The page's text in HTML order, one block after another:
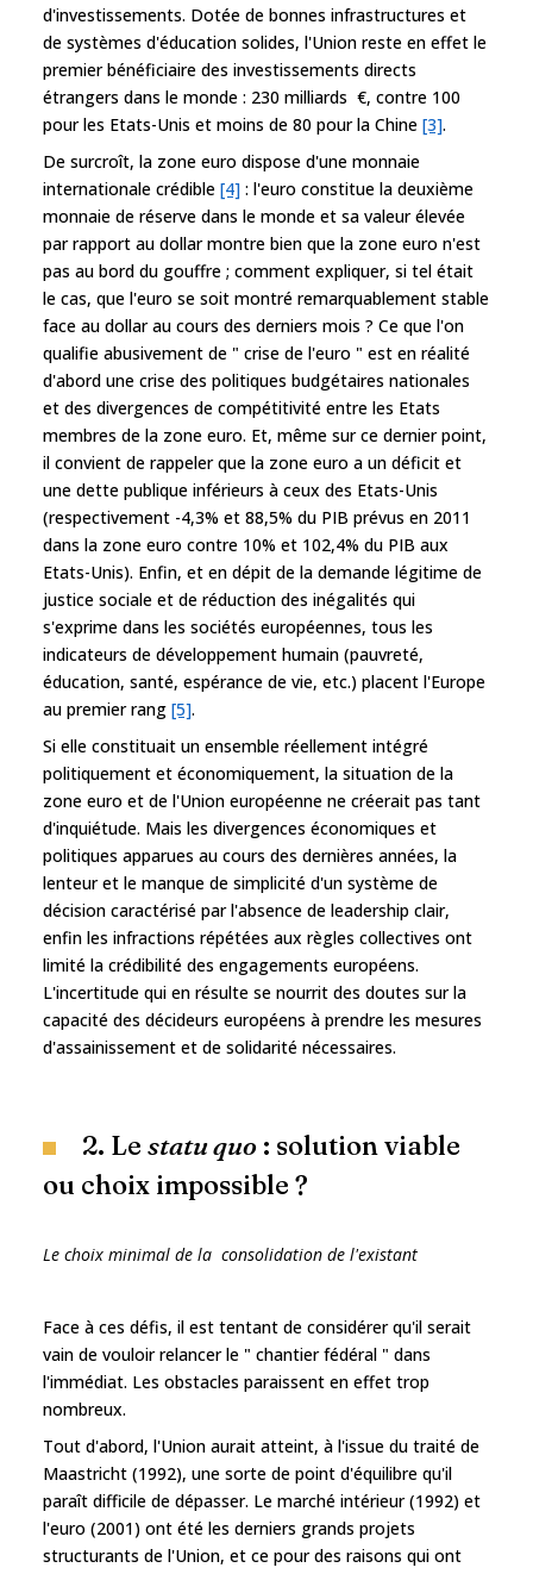
d'investissements. Dotée de bonnes infrastructures et
de systèmes d'éducation solides, l'Union reste en effet le
premier bénéficiaire des investissements directs
étrangers dans le monde : 230 milliards €, contre 100
pour les Etats-Unis et moins de 80 pour la Chine [3].
De surcroît, la zone euro dispose d'une monnaie
internationale crédible [4] : l'euro constitue la deuxième
monnaie de réserve dans le monde et sa valeur élevée
par rapport au dollar montre bien que la zone euro n'est
pas au bord du gouffre ; comment expliquer, si tel était
le cas, que l'euro se soit montré remarquablement stable
face au dollar au cours des derniers mois ? Ce que l'on
qualifie abusivement de " crise de l'euro " est en réalité
d'abord une crise des politiques budgétaires nationales
et des divergences de compétitivité entre les Etats
membres de la zone euro. Et, même sur ce dernier point,
il convient de rappeler que la zone euro a un déficit et
une dette publique inférieurs à ceux des Etats-Unis
(respectivement -4,3% et 88,5% du PIB prévus en 2011
dans la zone euro contre 10% et 102,4% du PIB aux
Etats-Unis). Enfin, et en dépit de la demande légitime de
justice sociale et de réduction des inégalités qui
s'exprime dans les sociétés européennes, tous les
indicateurs de développement humain (pauvreté,
éducation, santé, espérance de vie, etc.) placent l'Europe
au premier rang [5].
Si elle constituait un ensemble réellement intégré
politiquement et économiquement, la situation de la
zone euro et de l'Union européenne ne créerait pas tant
d'inquiétude. Mais les divergences économiques et
politiques apparues au cours des dernières années, la
lenteur et le manque de simplicité d'un système de
décision caractérisé par l'absence de leadership clair,
enfin les infractions répétées aux règles collectives ont
limité la crédibilité des engagements européens.
L'incertitude qui en résulte se nourrit des doutes sur la
capacité des décideurs européens à prendre les mesures
d'assainissement et de solidarité nécessaires.
2. Le statu quo : solution viable
ou choix impossible ?
Le choix minimal de la consolidation de l'existant
Face à ces défis, il est tentant de considérer qu'il serait
vain de vouloir relancer le " chantier fédéral " dans
l'immédiat. Les obstacles paraissent en effet trop
nombreux.
Tout d'abord, l'Union aurait atteint, à l'issue du traité de
Maastricht (1992), une sorte de point d'équilibre qu'il
paraît difficile de dépasser. Le marché intérieur (1992) et
l'euro (2001) ont été les derniers grands projets
structurants de l'Union, et ce pour des raisons qui ont